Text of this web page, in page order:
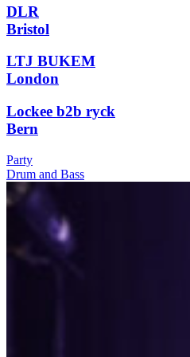
DLR
Bristol
LTJ BUKEM
London
Lockee b2b ryck
Bern
Party
Drum and Bass